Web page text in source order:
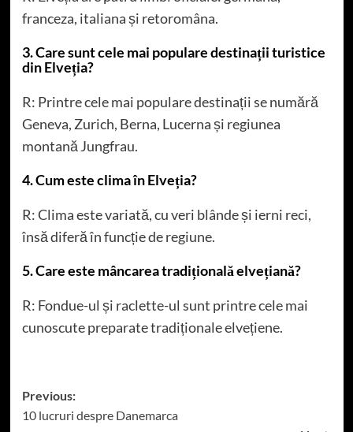
franceza, italiana și retoromâna.
3. Care sunt cele mai populare destinații turistice
din Elveția?
R: Printre cele mai populare destinații se numără
Geneva, Zurich, Berna, Lucerna și regiunea
montană Jungfrau.
4. Cum este clima în Elveția?
R: Clima este variată, cu veri blânde și ierni reci,
însă diferă în funcție de regiune.
5. Care este mâncarea tradițională elvețiană?
R: Fondue-ul și raclette-ul sunt printre cele mai
cunoscute preparate tradiționale elvețiene.
Post
navigation
Previous:
10 lucruri despre Danemarca